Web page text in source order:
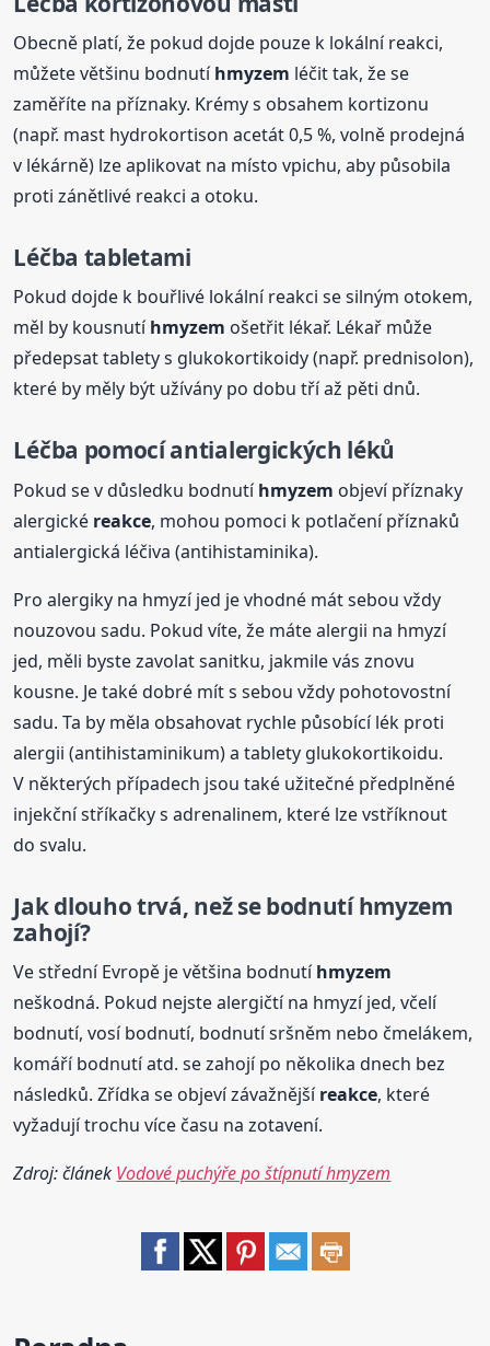
Obecně platí, že pokud dojde pouze k lokální reakci,
můžete většinu bodnutíhmyzem léčit tak, že se
zaměříte na příznaky. Krémy s obsahem kortizonu
(např. mast hydrokortison acetát 0,5 %, volně prodejná
v lékárně) lze aplikovat na místo vpichu, aby působila
proti zánětlivé reakci a otoku.
Léčba tabletami
Pokud dojde k bouřlivé lokální reakci se silným otokem,
měl by kousnutíhmyzem ošetřit lékař. Lékař může
předepsat tablety s glukokortikoidy (např. prednisolon),
které by měly být užívány po dobu tří až pěti dnů.
Léčba pomocí antialergických léků
Pokud se v důsledku bodnutíhmyzem objeví příznaky
alergické reakce, mohou pomoci k potlačení příznaků
antialergická léčiva (antihistaminika).
Pro alergiky na hmyzí jed je vhodné mát sebou vždy
nouzovou sadu. Pokud víte, že máte alergii na hmyzí
jed, měli byste zavolat sanitku, jakmile vás znovu
kousne. Je také dobré mít s sebou vždy pohotovostní
sadu. Ta by měla obsahovat rychle působící lék proti
alergii (antihistaminikum) a tablety glukokortikoidu.
V některých případech jsou také užitečné předplněné
injekční stříkačky s adrenalinem, které lze vstříknout
do svalu.
Jak dlouho trvá, než se bodnutíhmyzem
zahojí?
Ve střední Evropě je většina bodnutíhmyzem
neškodná. Pokud nejste alergičtí na hmyzí jed, včelí
bodnutí, vosí bodnutí, bodnutí sršněm nebo čmelákem,
komáří bodnutí atd. se zahojí po několika dnech bez
následků. Zřídka se objeví závažnějšíreakce, které
vyžadují trochu více času na zotavení.
Zdroj: článek Vodové puchýře po štípnutí hmyzem